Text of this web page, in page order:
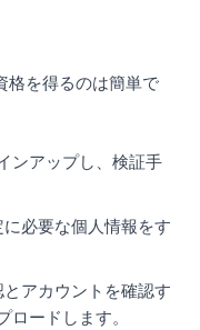
格を得るのは簡単で
ンアップし、検証手
必要な個人情報をす
アカウントを確認す
ロードします。